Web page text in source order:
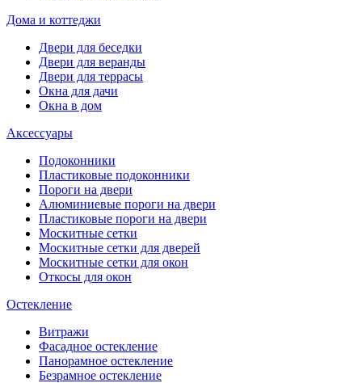
Дома и коттеджи
Двери для беседки
Двери для веранды
Двери для террасы
Окна для дачи
Окна в дом
Аксессуары
Подоконники
Пластиковые подоконники
Пороги на двери
Алюминиевые пороги на двери
Пластиковые пороги на двери
Москитные сетки
Москитные сетки для дверей
Москитные сетки для окон
Откосы для окон
Остекление
Витражи
Фасадное остекление
Панорамное остекление
Безрамное остекление